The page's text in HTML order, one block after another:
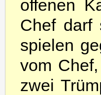
offenen
Chef darf
spielen
vom
zwei